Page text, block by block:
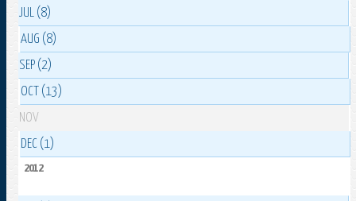
JUL (8)
AUG (8)
SEP (2)
OCT (13)
NOV
DEC (1)
2012